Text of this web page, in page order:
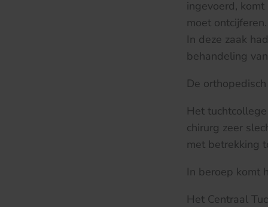
ingevoerd,
moet ontcijferen.
In deze zaak
behandeling
De
Het
chirurg zeer
met betrekking
In beroep komt
Het Centraal